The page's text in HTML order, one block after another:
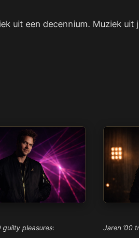
uit een decennium. Muziek uit
guilty pleasures: Jaren ’00